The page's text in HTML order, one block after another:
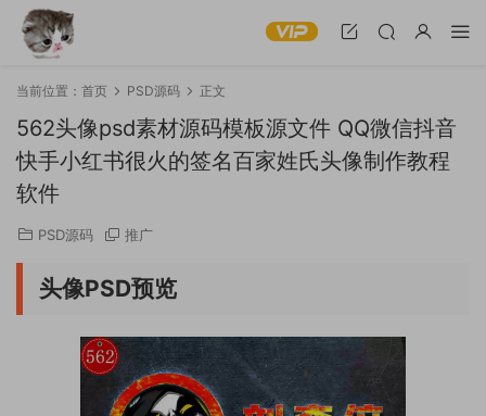
当前位置： 首页 PSD源码 正文
562头像psd素材源码模板源文件 QQ微信抖音
快手小红书很火的签名百家姓氏头像制作教程
软件
PSD源码 推广
头像PSD预览